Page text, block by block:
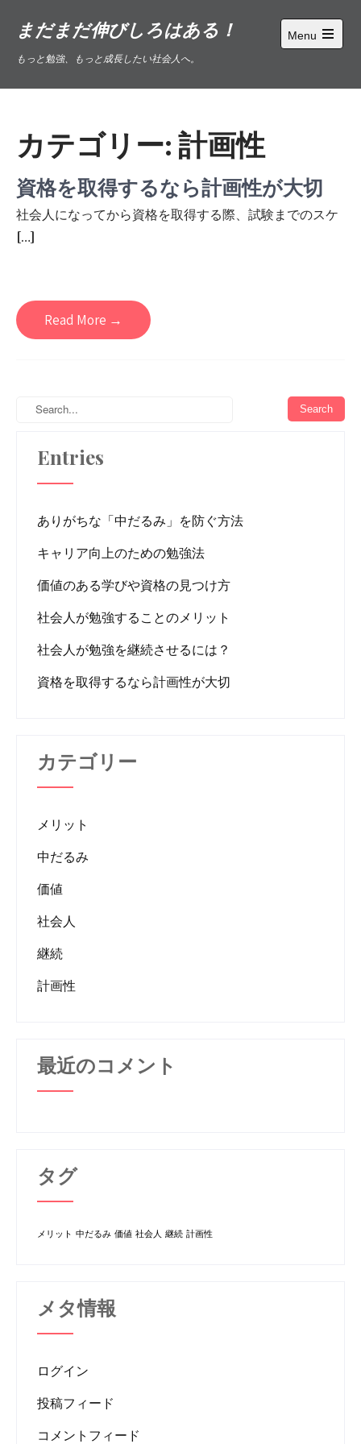
まだまだ伸びしろはある！
もっと勉強、もっと成長したい社会人へ。
Menu
Open
カテゴリー:計画性
資格を取得するなら計画性が大切
社会人になってから資格を取得する際、試験までのスケ
[…]
Read More →
Entries
ありがちな「中だるみ」を防ぐ方法
キャリア向上のための勉強法
価値のある学びや資格の見つけ方
社会人が勉強することのメリット
社会人が勉強を継続させるには？
資格を取得するなら計画性が大切
カテゴリー
メリット
中だるみ
価値
社会人
継続
計画性
最近のコメント
タグ
メリット 中だるみ 価値 社会人 継続 計画性
メタ情報
ログイン
投稿フィード
コメントフィード